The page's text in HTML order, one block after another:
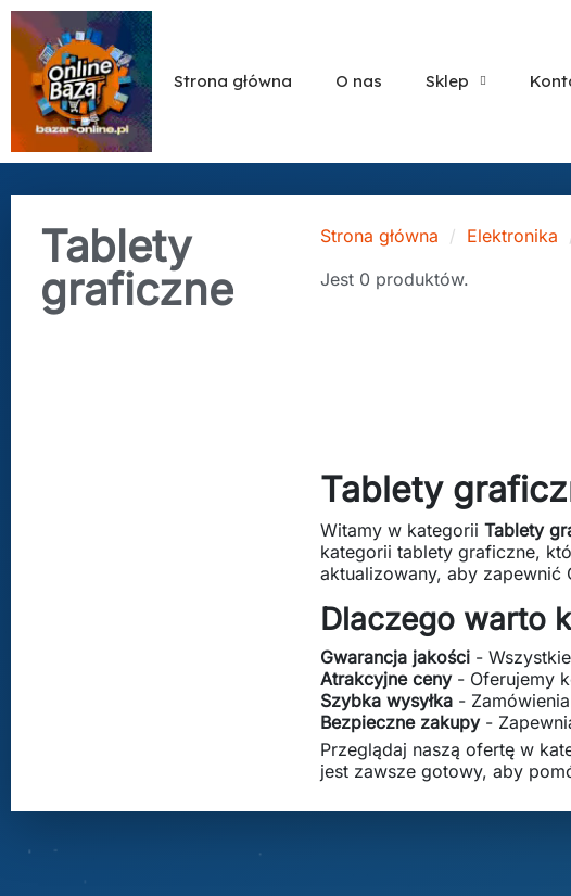
Strona główna O nas Sklep
Tablety
graficzne
Strona główna Elektronika
Jest 0 produktów.
Tablety
Witamy w kategorii Tablety
kategorii tablety graficzne,
aktualizowany, aby
Dlaczego warto
Gwarancja jakości -
Atrakcyjne ceny- Oferujemy
Szybka wysyłka -
Bezpieczne zakupy-
Przeglądaj naszą ofertę w
jest zawsze gotowy, aby